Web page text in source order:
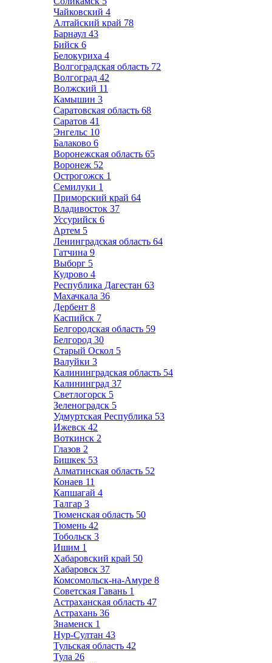
Чайковский 4
Алтайский край 78
Барнаул 43
Бийск 6
Белокуриха 4
Волгоградская область 72
Волгоград 42
Волжский 11
Камышин 3
Саратовская область 68
Саратов 41
Энгельс 10
Балаково 6
Воронежская область 65
Воронеж 52
Острогожск 1
Семилуки 1
Приморский край 64
Владивосток 37
Уссурийск 6
Артем 5
Ленинградская область 64
Гатчина 9
Выборг 5
Кудрово 4
Республика Дагестан 63
Махачкала 36
Дербент 8
Каспийск 7
Белгородская область 59
Белгород 30
Старый Оскол 5
Валуйки 3
Калининградская область 54
Калининград 37
Светлогорск 5
Зеленоградск 5
Удмуртская Республика 53
Ижевск 42
Воткинск 2
Глазов 2
Бишкек 53
Алматинская область 52
Конаев 11
Капшагай 4
Талгар 3
Тюменская область 50
Тюмень 42
Тобольск 3
Ишим 1
Хабаровский край 50
Хабаровск 37
Комсомольск-на-Амуре 8
Советская Гавань 1
Астраханская область 47
Астрахань 36
Знаменск 1
Нур-Султан 43
Тульская область 42
Тула 26